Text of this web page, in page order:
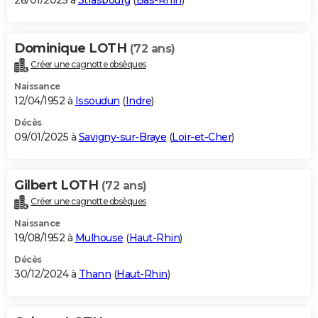
Dominique LOTH (72 ans)
Créer une cagnotte obsèques
Naissance
12/04/1952 à Issoudun (Indre)
Décès
09/01/2025 à Savigny-sur-Braye (Loir-et-Cher)
Gilbert LOTH (72 ans)
Créer une cagnotte obsèques
Naissance
19/08/1952 à Mulhouse (Haut-Rhin)
Décès
30/12/2024 à Thann (Haut-Rhin)